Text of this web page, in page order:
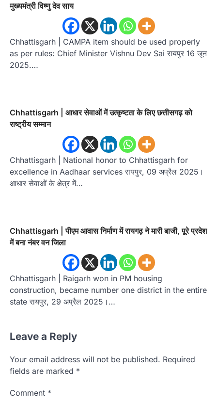
मुख्यमंत्री विष्णु देव साय
Chhattisgarh | CAMPA item should be used properly
as per rules: Chief Minister Vishnu Dev Sai रायपुर 16 जून
2025.…
Chhattisgarh | आधार सेवाओं में उत्कृष्टता के लिए छत्तीसगढ़ को
राष्ट्रीय सम्मान
Chhattisgarh | National honor to Chhattisgarh for
excellence in Aadhaar services रायपुर, 09 अप्रैल 2025।
आधार सेवाओं के क्षेत्र में…
Chhattisgarh | पीएम आवास निर्माण में रायगढ़ ने मारी बाजी, पूरे प्रदेश
में बना नंबर वन जिला
Chhattisgarh | Raigarh won in PM housing
construction, became number one district in the entire
state रायपुर, 29 अप्रैल 2025।…
Leave a Reply
Your email address will not be published. Required
fields are marked *
Comment *